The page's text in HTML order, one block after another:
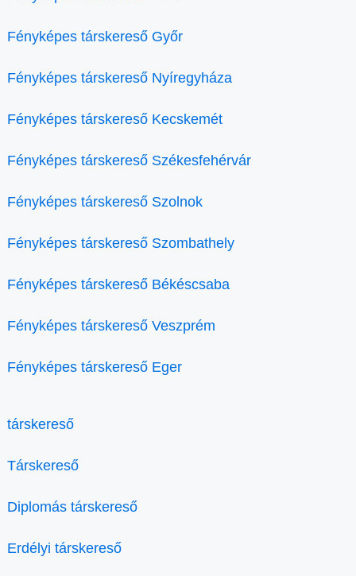
Fényképes társkereső Győr
Fényképes társkereső Nyíregyháza
Fényképes társkereső Kecskemét
Fényképes társkereső Székesfehérvár
Fényképes társkereső Szolnok
Fényképes társkereső Szombathely
Fényképes társkereső Békéscsaba
Fényképes társkereső Veszprém
Fényképes társkereső Eger
társkereső
Társkereső
Diplomás társkereső
Erdélyi társkereső